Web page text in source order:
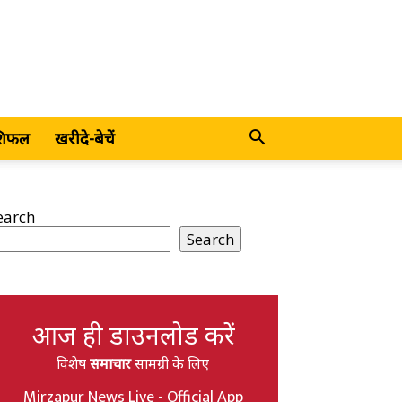
खरीदे-बेचें
Search
आज ही डाउनलोड करें
विशेषसमाचारसामग्री के लिए